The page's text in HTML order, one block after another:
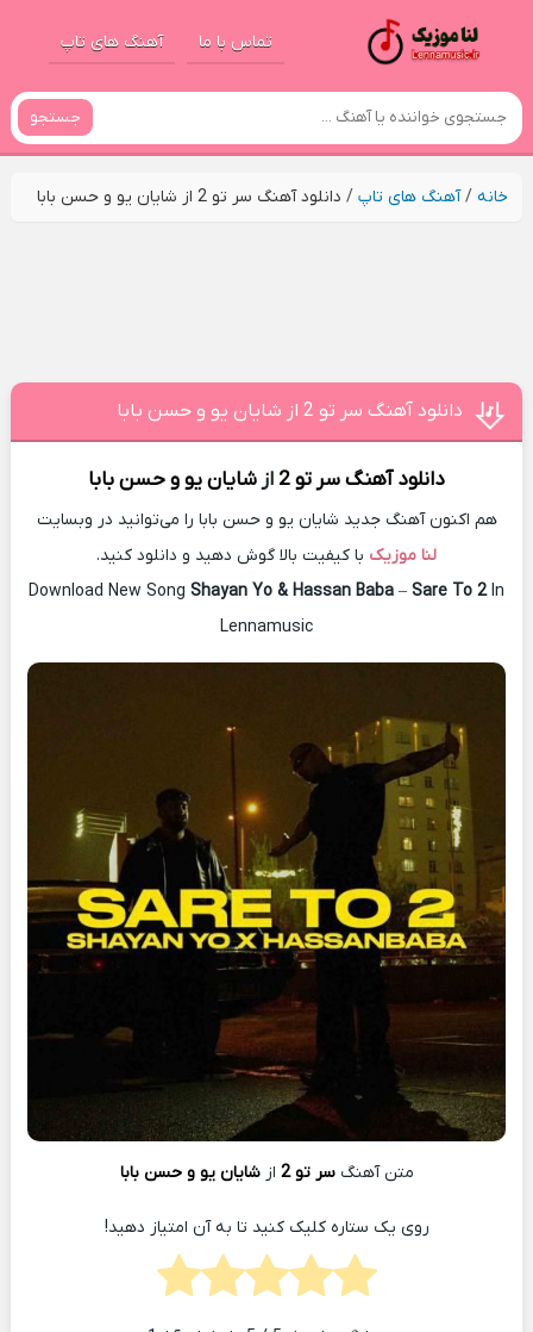
تماس با ما آهنگ های تاپ
جستجو
خانه/آهنگ های تاپ/ دانلود آهنگ سر تو 2 از شایان یو و حسن بابا
دانلود آهنگ سر تو 2 از شایان یو و حسن بابا
دانلود آهنگسر تو 2 ازشایان یو و حسن بابا
هم اکنون آهنگ جدید شایان یو و حسن بابا را می‌توانید در وبسایت
لنا موزیک با کیفیت بالا گوش دهید و دانلود کنید.
Download New Song Shayan Yo & Hassan Baba – Sare To 2In
Lennamusic
متن آهنگسر تو 2 ازشایان یو و حسن بابا
روی یک ستاره کلیک کنید تا به آن امتیاز دهید!